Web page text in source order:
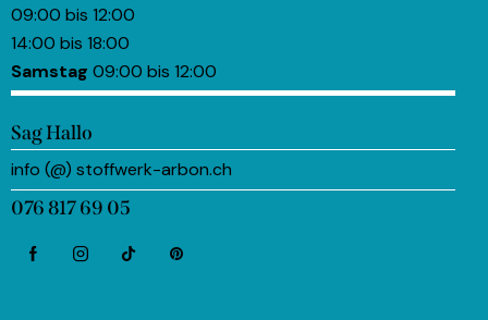
09:00 bis 12:00
14:00 bis 18:00
Samstag 09:00 bis 12:00
Sag Hallo
info (@) stoffwerk-arbon.ch
076 817 69 05